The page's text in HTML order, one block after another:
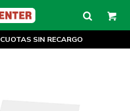
SIN RECARGO